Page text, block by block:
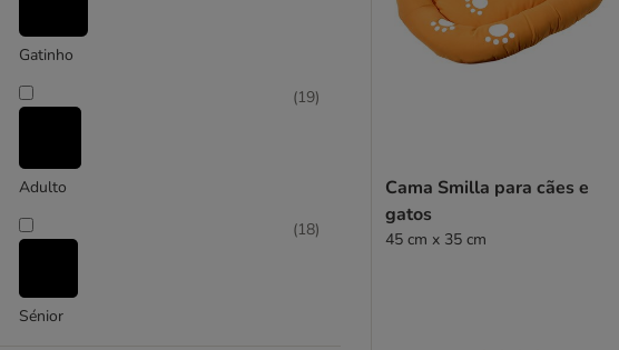
Modern Living
Gatinho
Adulto
(19)
Sénior
(18)
Cama Smilla para cães e
gatos
45 cm x 35 cm